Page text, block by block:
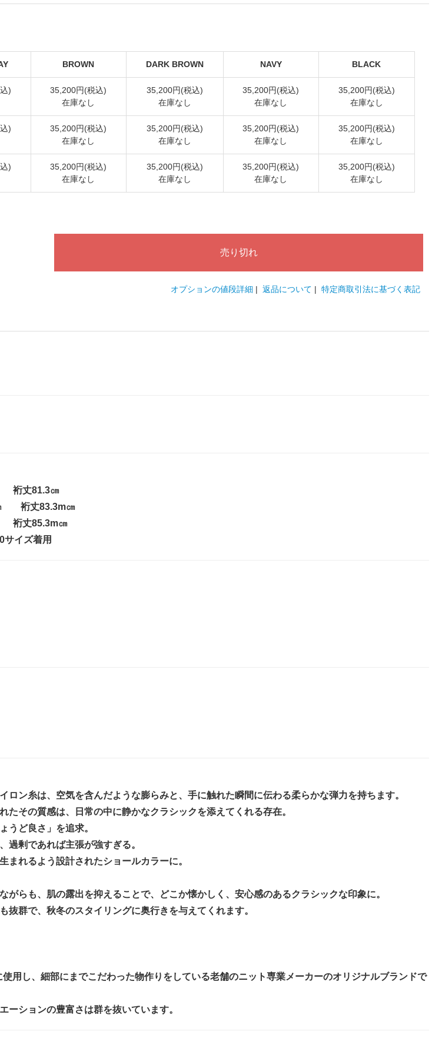
BROWN DARK BROWN NAVY BLACK
)
35,200円(税込)
在庫なし
35,200円(税込)
在庫なし
35,200円(税込)
在庫なし
35,200円(税込)
在庫なし
)
35,200円(税込)
在庫なし
35,200円(税込)
在庫なし
35,200円(税込)
在庫なし
35,200円(税込)
在庫なし
)
35,200円(税込)
在庫なし
35,200円(税込)
在庫なし
35,200円(税込)
在庫なし
35,200円(税込)
在庫なし
オプションの値段詳細 | 返品について | 特定商取引法に基づく表記
裄丈81.3㎝
裄丈83.3m㎝
裄丈85.3m㎝
イズ着用
ロン糸は、空気を含んだような膨らみと、手に触れた瞬間に伝わる柔らかな弾力を持ちます。
たその質感は、日常の中に静かなクラシックを添えてくれる存在。
うど良さ」を追求。
過剰であれば主張が強すぎる。
まれるよう設計されたショールカラーに。
がらも、肌の露出を抑えることで、どこか懐かしく、安心感のあるクラシックな印象に。
抜群で、秋冬のスタイリングに奥行きを与えてくれます。
用し、細部にまでこだわった物作りをしている老舗のニット専業メーカーのオリジナルブランドで
ーションの豊富さは群を抜いています。